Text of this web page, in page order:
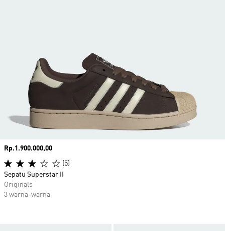
Harga
Rp.1.900.000,00
(5)
Sepatu Superstar II
Originals
3 warna-warna